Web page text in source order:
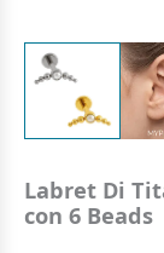
Labret Di
con 6 Beads